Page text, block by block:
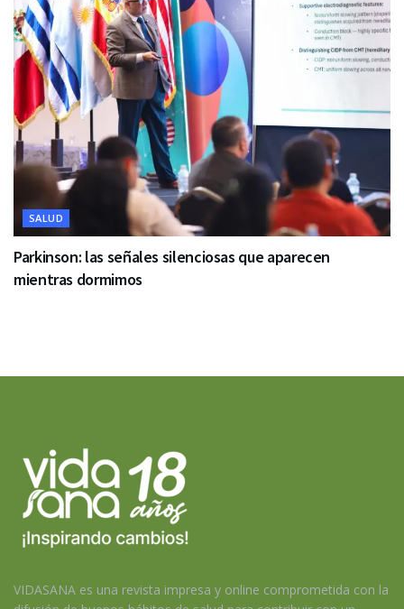
SALUD
Parkinson: las señales silenciosas que aparecen
mientras dormimos
VIDASANA es una revista impresa y online comprometida con la